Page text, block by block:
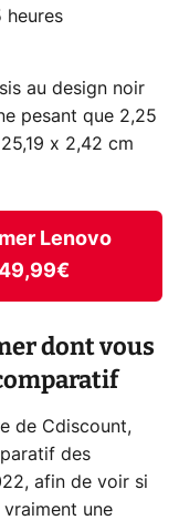
heures
au design noir
pesant que 2,25
x 2,42 cm
Lenovo
dont vous
de Cdiscount,
des
afin de voir si
une